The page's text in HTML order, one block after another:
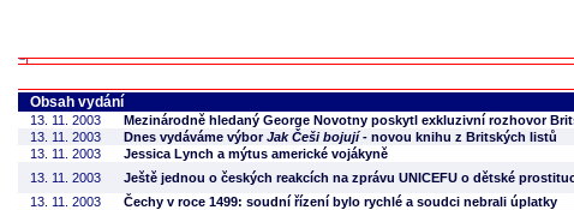
Obsah vydání
13. 11. 2003 Mezinárodně hledaný George Novotny poskytl exkluzivní rozhovor
13. 11. 2003
Dnes vydáváme výborJak Češi bojují- novou knihu z Britských listů
13. 11. 2003
Jessica Lynch a mýtus americké vojákyně
13. 11. 2003
Ještě jednou o českých reakcích na zprávu UNICEFU o dětské
13. 11. 2003
Čechy v roce 1499: soudní řízení bylo rychlé a soudci nebrali úplatky